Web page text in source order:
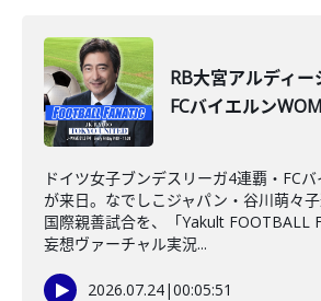
RB大宮アルディ
FCバイエルン
ドイツ女子ブンデスリーガ4連覇・FC
が来日。なでしこジャパン・谷川萌々
国際親善試合を、「Yakult FOOTBALL
妄想ヴァーチャル実況...
2026.07.24|00:05:51